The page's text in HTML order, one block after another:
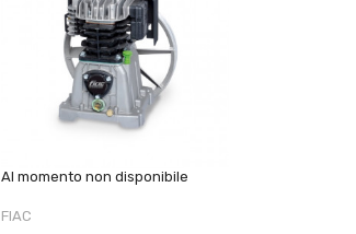
Al momento non disponibile
FIAC